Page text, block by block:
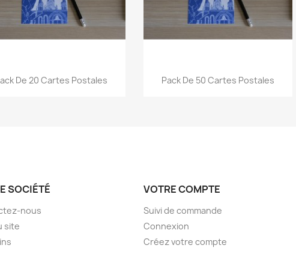
Aperçu rapide
De 20 Cartes Postales Aperçu rapide
Pack De 50 Cartes Postales
SOCIÉTÉ
nous
site
VOTRE COMPTE
Suivi de commande
Connexion
Créez votre compte